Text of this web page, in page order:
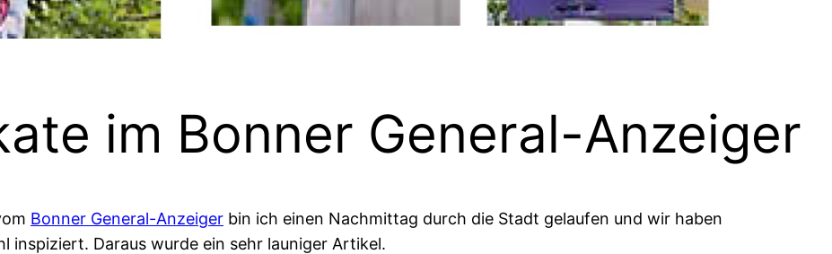
im Bonner General-Anzeiger
Bonner General-Anzeiger bin ich einen Nachmittag durch die Stadt gelaufen und wir haben
inspiziert. Daraus wurde ein sehr launiger Artikel.